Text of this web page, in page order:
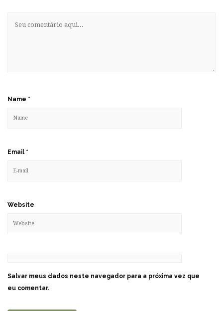
Name *
Email *
Website
Salvar meus dados neste navegador para a próxima vez que
eu comentar.